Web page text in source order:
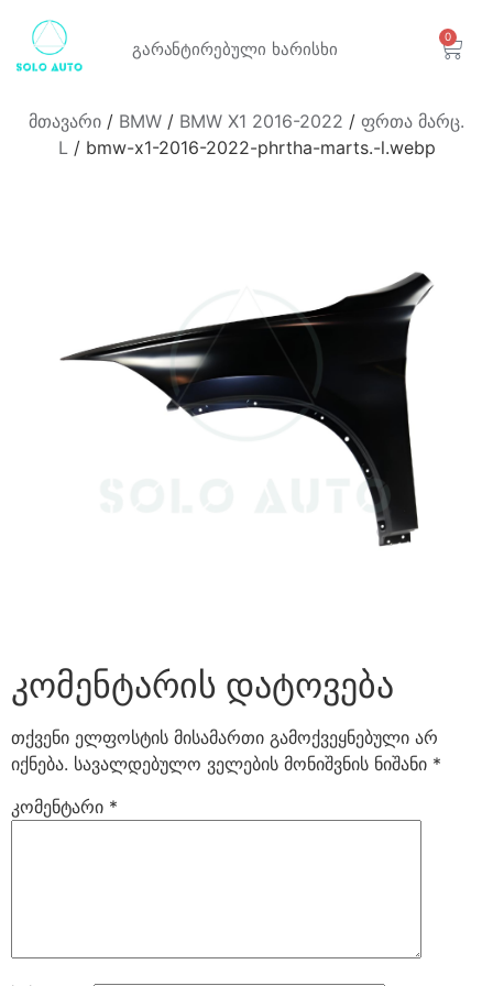
გარანტირებული ხარისხი
0
მთავარი / BMW / BMW X1 2016-2022 / ფრთა მარც.
L/ bmw-x1-2016-2022-phrtha-marts.-l.webp
კომენტარის დატოვება
თქვენი ელფოსტის მისამართი გამოქვეყნებული არ
იქნება. სავალდებულო ველების მონიშვნის ნიშანი *
კომენტარი *